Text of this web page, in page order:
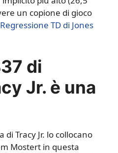
un copione di gioco
Regressione TD di Jones
di
Jr. è una
Tracy Jr. lo collocano
Mostert in questa